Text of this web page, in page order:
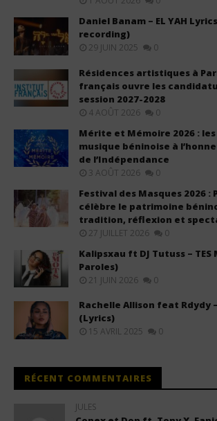
Daniel Banam – EL YAH
recording)
29 JUIN 2025 0
Résidences artistiques à
français ouvre les
session 2027-2028
4 AOÛT 2026 0
Mérite et Mémoire 2026 :
musique béninoise à
de l’Indépendance
3 AOÛT 2026 0
Festival des Masques 2026 :
célèbre le patrimoine
tradition, réflexion et
27 JUILLET 2026 0
Kalipsxau ft DJ Tutuss – TES
Paroles)
21 JUIN 2026 0
Rachelle Allison feat Rdydy –
(Lyrics)
15 AVRIL 2025 0
RÉCENT COMMENTAIRES
JULES